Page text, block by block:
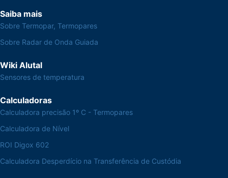
Saiba mais
Sobre Termopar, Termopares
Sobre Radar de Onda Guiada
Wiki Alutal
Sensores de temperatura
Calculadoras
Calculadora precisão 1º C - Termopares
Calculadora de Nível
ROI Digox 602
Calculadora Desperdício na Transferência de Custódia